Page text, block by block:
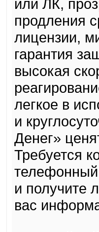
или ЛК,
продления
лицензии,
гарантия
высокая
легкое в
и
Денег»
Требуется
телефонный
и получите
вас